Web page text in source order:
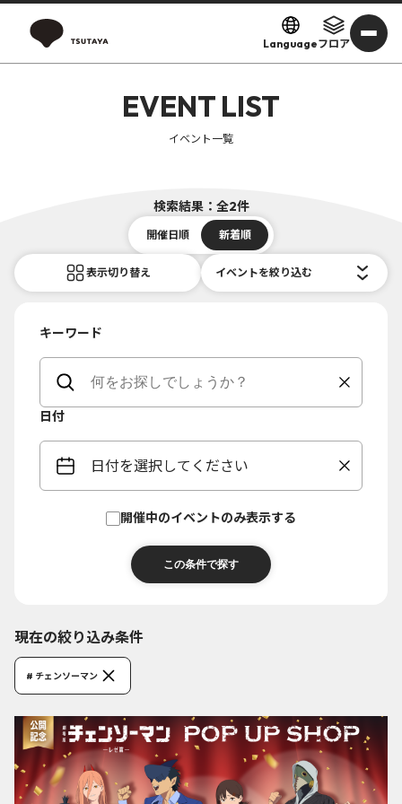
Languageフロア
EVENT LIST
イベント一覧
検索結果：全2件
開催日順 新着順
表示切り替え イベントを絞り込む
キーワード
日付
日付を選択してください
開催中のイベントのみ表示する
現在の絞り込み条件
# チェンソーマン